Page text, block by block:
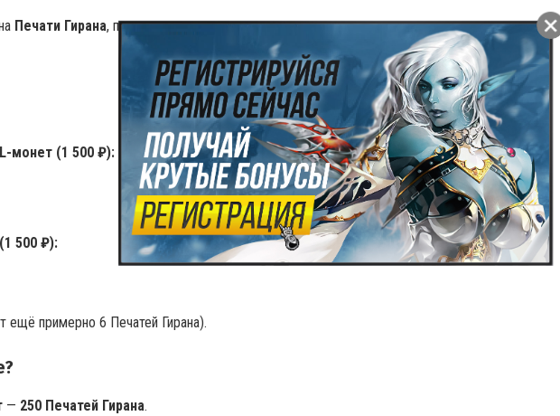
Печати Гирана, получится:
монет (1 500 ₽):
500 ₽):
ещё примерно 6 Печатей Гирана).
— 250 Печатей Гирана.